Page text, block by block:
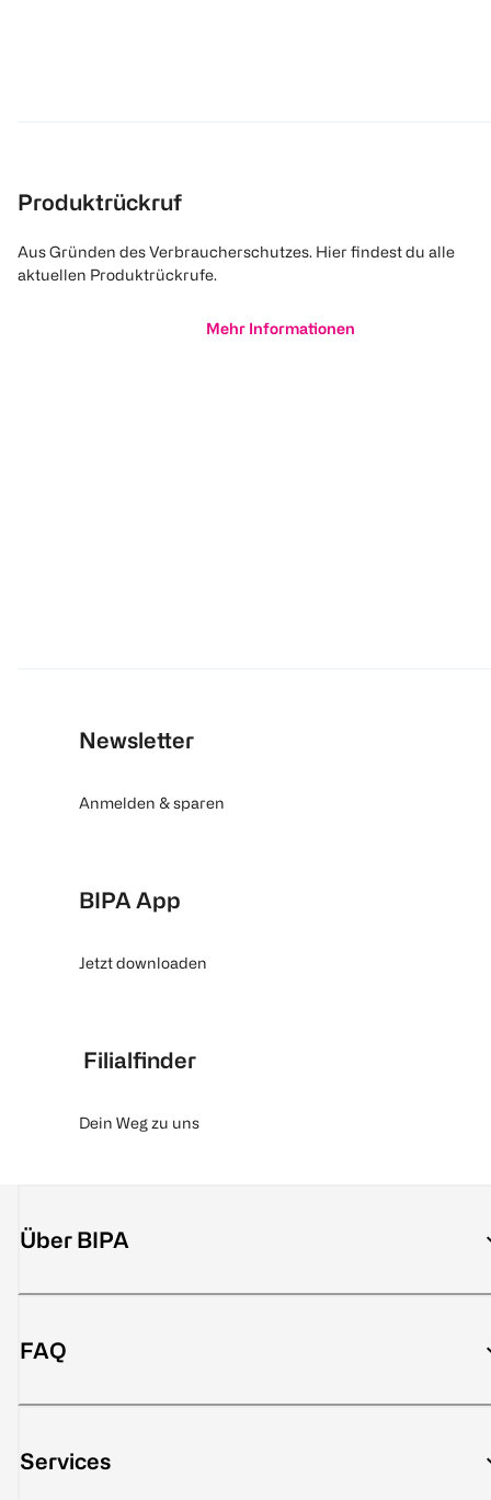
Produktrückruf
Aus Gründen des Verbraucherschutzes. Hier findest du alle
aktuellen Produktrückrufe.
Mehr Informationen
Newsletter
Anmelden & sparen
BIPA App
Jetzt downloaden
Filialfinder
Dein Weg zu uns
Über BIPA
FAQ
Services